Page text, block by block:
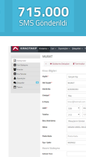
715.000
SMS Gönderildi